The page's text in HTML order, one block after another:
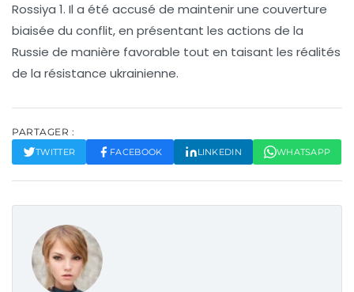
Rossiya 1. Il a été accusé de maintenir une couverture
biaisée du conflit, en présentant les actions de la
Russie de manière favorable tout en taisant les réalités
de la résistance ukrainienne.
PARTAGER :
TWITTER FACEBOOK LINKEDIN WHATSAPP